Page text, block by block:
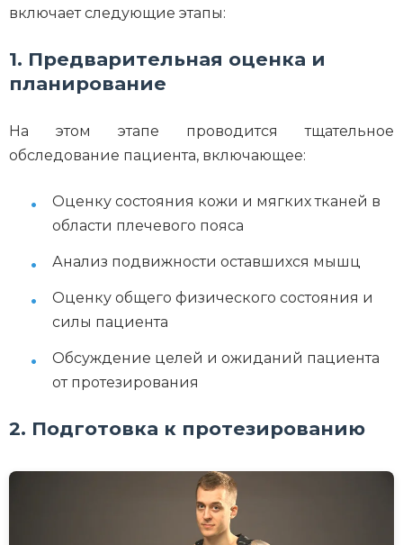
включает следующие этапы:
1. Предварительная оценка и
планирование
На этом этапе проводится тщательное
обследование пациента, включающее:
Оценку состояния кожи и мягких тканей в
области плечевого пояса
Анализ подвижности оставшихся мышц
Оценку общего физического состояния и
силы пациента
Обсуждение целей и ожиданий пациента
от протезирования
2. Подготовка к протезированию